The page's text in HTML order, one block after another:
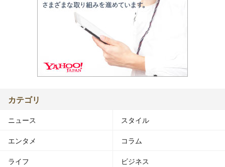
カテゴリ
ニュース スタイル
エンタメ コラム
ライフ ビジネス